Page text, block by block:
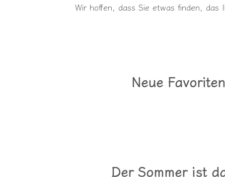
Wir hoffen, dass Sie etwas finden,
Neue Favoriten
Der Sommer ist